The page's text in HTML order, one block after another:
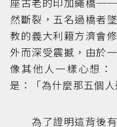
然斷裂，五名過橋者
教的義大利籍方濟會
外而深受震撼，由於
像其他人一樣心想：
是：「為什麼那五個人
為了證明這背後有